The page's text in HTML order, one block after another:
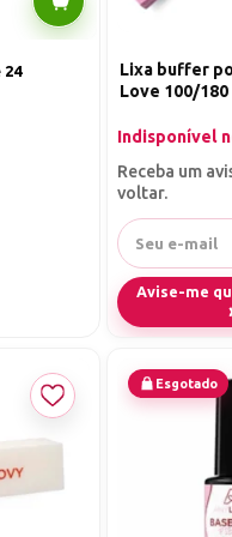
para ser transportado,
em diferentes locais ou
pode fazer na sua rotina
um acabamento perfeito
24
Lixa buffer
Love 100/180
Indisponível
Receba um
voltar.
Avise-me
Esgotado